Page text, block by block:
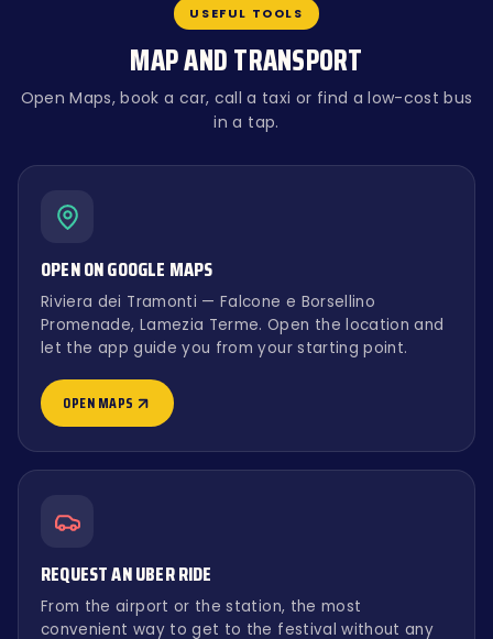
USEFUL TOOLS
MAP AND TRANSPORT
Open Maps, book a car, call a taxi or find a low-cost bus
in a tap.
OPEN ON GOOGLE MAPS
Riviera dei Tramonti — Falcone e Borsellino
Promenade, Lamezia Terme. Open the location and
let the app guide you from your starting point.
OPEN MAPS
REQUEST AN UBER RIDE
From the airport or the station, the most
convenient way to get to the festival without any